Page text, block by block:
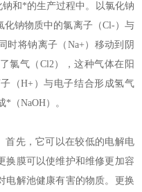
和*的生产过程中。以氯化钠
化钠物质中的氯离子（Cl-）与
时将钠离子（Na+）移动到阴
氯气（Cl2），这种气体在阳
（H+）与电子结合形成氢气
*（NaOH）。
首先，它可以在较低的电解电
换膜可以使维护和维修更加容
电解池健康有害的物质。更换